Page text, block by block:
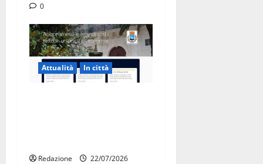
0
Attualità In città
Redazione
22/07/2026